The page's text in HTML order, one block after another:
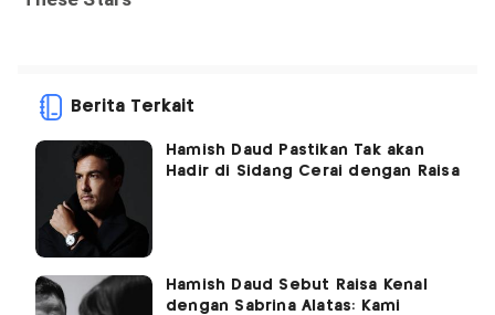
Berita Terkait
Hamish Daud Pastikan Tak akan
Hadir di Sidang Cerai dengan Raisa
Hamish Daud Sebut Raisa Kenal
dengan Sabrina Alatas: Kami